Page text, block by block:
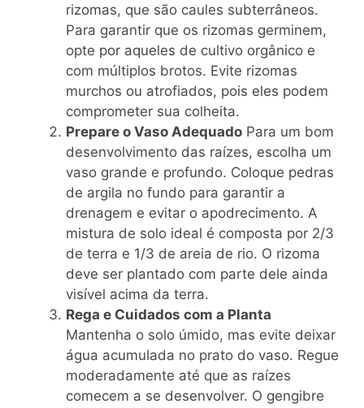
rizomas, que são caules subterrâneos.
Para garantir que os rizomas germinem,
opte por aqueles de cultivo orgânico e
com múltiplos brotos. Evite rizomas
murchos ou atrofiados, pois eles podem
comprometer sua colheita.
Prepare o Vaso Adequado Para um bom
desenvolvimento das raízes, escolha um
vaso grande e profundo. Coloque pedras
de argila no fundo para garantir a
drenagem e evitar o apodrecimento. A
mistura de solo ideal é composta por 2/3
de terra e 1/3 de areia de rio. O rizoma
deve ser plantado com parte dele ainda
visível acima da terra.
Rega e Cuidados com a Planta
Mantenha o solo úmido, mas evite deixar
água acumulada no prato do vaso. Regue
moderadamente até que as raízes
comecem a se desenvolver. O gengibre